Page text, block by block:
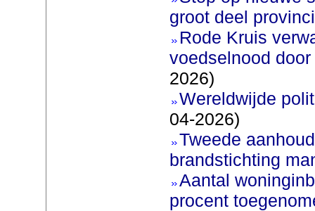
groot deel
Rode Kruis
voedselnood
2026)
Wereldwijde
04-2026)
Tweede
brandstichting
Aantal
procent